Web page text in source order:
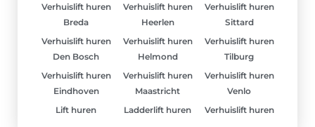
Verhuislift huren
Breda
Verhuislift huren
Den Bosch
Verhuislift huren
Eindhoven
Lift huren
Verhuislift huren
Heerlen
Verhuislift huren
Helmond
Verhuislift huren
Maastricht
Ladderlift huren
Verhuislift huren
Sittard
Verhuislift huren
Tilburg
Verhuislift huren
Venlo
Verhuislift huren